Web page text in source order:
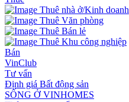
Thuê nhà ở/Kinh doanh
Thuê Văn phòng
Thuê Bán lẻ
Thuê Khu công nghiệp
Bán
VinClub
Tư vấn
Định giá Bất động sản
SỐNG Ở VINHOMES